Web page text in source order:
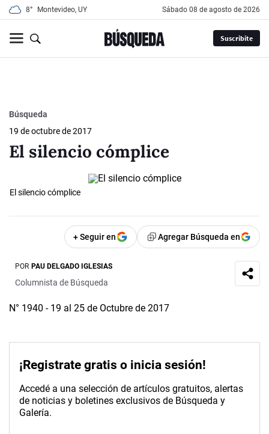
8° Montevideo, UY sábado 08 de agosto de 2026
Suscribite
Búsqueda
19 de octubre de 2017
El silencio cómplice
El silencio cómplice
+ Seguir en Agregar Búsqueda en
POR PAU DELGADO IGLESIAS
Columnista de Búsqueda
N° 1940 - 19 al 25 de Octubre de 2017
¡Registrate gratis o inicia sesión!
Accedé a una selección de artículos gratuitos, alertas
de noticias y boletines exclusivos de Búsqueda y
Galería.